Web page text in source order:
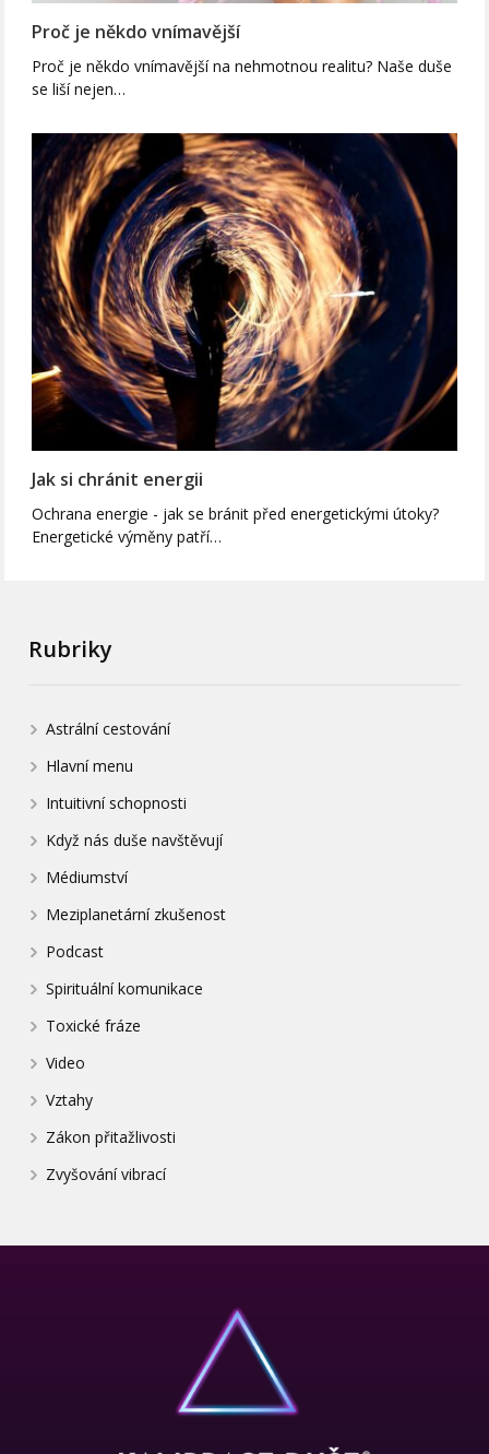
Proč je někdo vnímavější
Proč je někdo vnímavější na nehmotnou realitu? Naše duše
se liší nejen…
Jak si chránit energii
Ochrana energie - jak se bránit před energetickými útoky?
Energetické výměny patří…
Rubriky
Astrální cestování
Hlavní menu
Intuitivní schopnosti
Když nás duše navštěvují
Médiumství
Meziplanetární zkušenost
Podcast
Spirituální komunikace
Toxické fráze
Video
Vztahy
Zákon přitažlivosti
Zvyšování vibrací